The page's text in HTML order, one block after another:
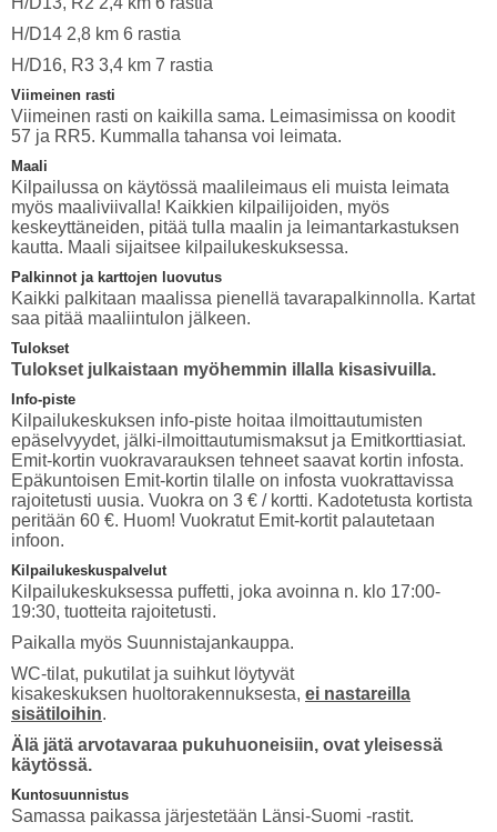
H/D14 2,8 km 6 rastia
H/D16, R3 3,4 km 7 rastia
Viimeinen rasti
Viimeinen rasti on kaikilla sama. Leimasimissa on koodit
57 ja RR5. Kummalla tahansa voi leimata.
Maali
Kilpailussa on käytössä maalileimaus eli muista leimata
myös maaliviivalla! Kaikkien kilpailijoiden, myös
keskeyttäneiden, pitää tulla maalin ja leimantarkastuksen
kautta. Maali sijaitsee kilpailukeskuksessa.
Palkinnot ja karttojen luovutus
Kaikki palkitaan maalissa pienellä tavarapalkinnolla. Kartat
saa pitää maaliintulon jälkeen.
Tulokset
Tulokset julkaistaan myöhemmin illalla kisasivuilla.
Info-piste
Kilpailukeskuksen info-piste hoitaa ilmoittautumisten
epäselvyydet, jälki-ilmoittautumismaksut ja Emitkorttiasiat.
Emit-kortin vuokravarauksen tehneet saavat kortin infosta.
Epäkuntoisen Emit-kortin tilalle on infosta vuokrattavissa
rajoitetusti uusia. Vuokra on 3 € / kortti. Kadotetusta kortista
peritään 60 €. Huom! Vuokratut Emit-kortit palautetaan
infoon.
Kilpailukeskuspalvelut
Kilpailukeskuksessa puffetti, joka avoinna n. klo 17:00-
19:30, tuotteita rajoitetusti.
Paikalla myös Suunnistajankauppa.
WC-tilat, pukutilat ja suihkut löytyvät
kisakeskuksen huoltorakennuksesta, ei nastareilla
sisätiloihin.
Älä jätä arvotavaraa pukuhuoneisiin, ovat yleisessä
käytössä.
Kuntosuunnistus
Samassa paikassa järjestetään Länsi-Suomi -rastit.